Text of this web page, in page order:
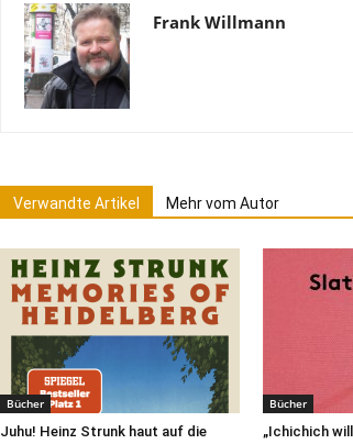
Frank Willmann
Verwandte Artikel Mehr vom Autor
Bücher
Juhu! Heinz Strunk haut auf die
Bücher
„Ichichich